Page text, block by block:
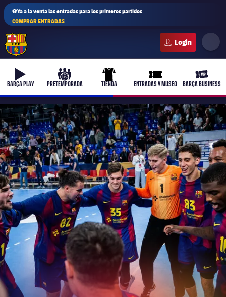
⚽Ya a la venta las entradas para los primeros partidos
COMPRAR ENTRADAS
b-play
BARÇA PLAY
culers-ball
PRETEMPORADA
uniform
TIENDA
ticket-full
ENTRADAS Y MUSEO
ticket-
BARÇA BUSINESS
plusicon
más
Junta Directiva
plusicon
más